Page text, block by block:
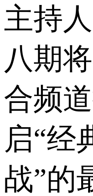
主持
八期
合频
启“经
战”的